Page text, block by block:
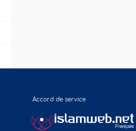
Accord de service